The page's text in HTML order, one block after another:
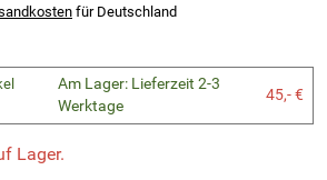
für Deutschland
Am Lager: Lieferzeit 2-3
Werktage
45,- €
Lager.